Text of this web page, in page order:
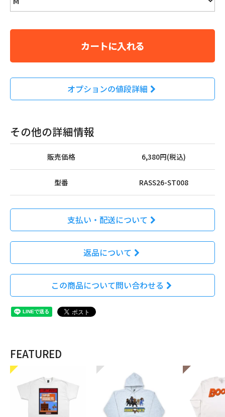
カートに入れる
オプションの値段詳細
その他の詳細情報
販売価格 6,380円(税込)
型番 RASS26-ST008
支払い・配送について
返品について
この商品について問い合わせる
FEATURED